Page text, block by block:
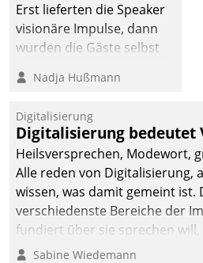
Erst lieferten die Speaker
visionäre Impulse, dann
wurden die Gäste selbst
methodisch
Quartier. Dazwischen
zeigte Datatrain, was es
Neues zu bieten hat.
Nadja Hußmann
Digitalisierung
Digitalisierung bedeutet
Heilsversprechen, Modewort,
Alle reden von Digitalisierung,
wissen, was damit gemeint
verschiedenste Bereiche der
fundiert über sie sprechen
klären. Ein Aspekt ist die
Sabine Wiedemann